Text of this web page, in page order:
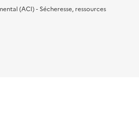
(ACI) - Sécheresse, ressources